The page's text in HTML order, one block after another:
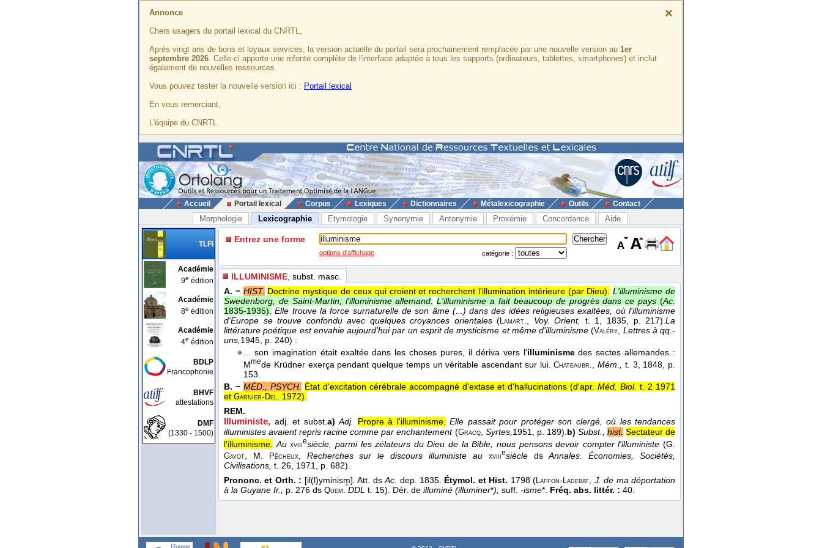
×
Annonce
Chers usagers du portail lexical du CNRTL,
Après vingt ans de bons et loyaux services, la version actuelle du portail sera prochainement remplacée par une nouvelle version au 1er
septembre 2026. Celle-ci apporte une refonte complète de l'interface adaptée à tous les supports (ordinateurs, tablettes, smartphones) et inclut
également de nouvelles ressources.
Vous pouvez tester la nouvelle version ici : Portail lexical
En vous remerciant,
L'équipe du CNRTL
Accueil Portail lexical Corpus Lexiques Dictionnaires Métalexicographie Outils Contact
Morphologie Lexicographie Etymologie Synonymie Antonymie Proxémie Concordance Aide
TLFi
Académie
9e édition
Académie
8e édition
Académie
4e édition
BDLP
Francophonie
BHVF
attestations
DMF
(1330 - 1500)
Entrez une forme
options d'affichage catégorie :
ILLUMINISME , subst. masc.
A. − HIST. Doctrine mystique de ceux qui croient et recherchent l'illumination intérieure (par Dieu). L'illuminisme de
Swedenborg, de Saint-Martin; l'illuminisme allemand. L'illuminisme a fait beaucoup de progrès dans ce pays(Ac.
1835-1935). Elle trouve la force surnaturelle de son âme (...) dans des idées religieuses exaltées, où l'illuminisme
d'Europe se trouve confondu avec quelques croyances orientales(Lamart., Voy. Orient, t. 1, 1835, p. 217).La
littérature poétique est envahie aujourd'hui par un esprit de mysticisme et même d'illuminisme(Valéry, Lettres à qq.-
uns,1945, p. 240) :
... son imagination était exaltée dans les choses pures, il dériva vers l'illuminismedes sectes allemandes :
Mmede Krüdner exerça pendant quelque temps un véritable ascendant sur lui.Chateaubr. Mém., t. 3 , 1848 , p.
153.
B. − MÉD., PSYCH. État d'excitation cérébrale accompagné d'extase et d'hallucinations (d'apr.Méd. Biol.t. 2 1971
et Garnier- Del . 1972).
REM.
Illuministe, adj. et subst. a) Adj. Propre à l'illuminisme.
Elle passait pour protéger son clergé, où les tendances
illuministes avaient repris racine comme par enchantement (Gracq, Syrtes, 1951 , p. 189). b) Subst., hist. Sectateur de
l'illuminisme.
Auxviiiesiècle, parmi les zélateurs du Dieu de la Bible, nous pensons devoir compter l'illuministe (G.
Gayot, M. Pêcheux, Recherches sur le discours illuministe au xviiiesiècle dsAnnales. Économies, Sociétés,
Civilisations, t. 26, 1971, p. 682).
Prononc. et Orth. : [il(l)yminism̥]. Att. dsAc. dep. 1835. Étymol. et Hist. 1798 (Laffon- Ladebat, J. de ma déportation
à la Guyane fr., p. 276 ds Quem. DDL t. 15). Dér. de illuminé (illuminer*); suff. -isme*. Fréq. abs. littér. : 40.